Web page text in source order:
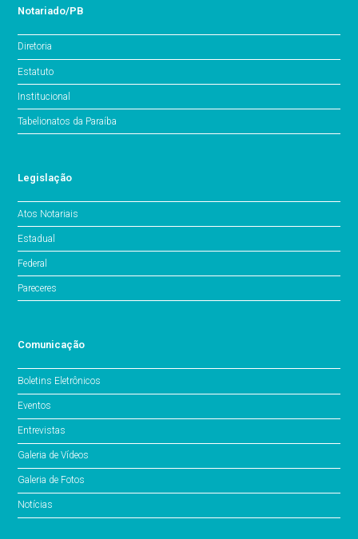
Notariado/PB
Diretoria
Estatuto
Institucional
Tabelionatos da Paraíba
Legislação
Atos Notariais
Estadual
Federal
Pareceres
Comunicação
Boletins Eletrônicos
Eventos
Entrevistas
Galeria de Vídeos
Galeria de Fotos
Notícias